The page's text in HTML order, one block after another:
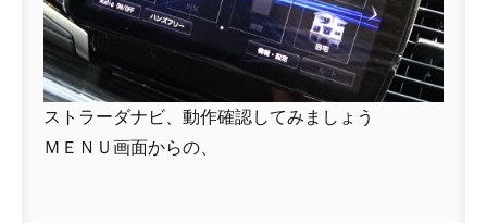
ストラーダナビ、動作確認してみましょう
ＭＥＮＵ画面からの、